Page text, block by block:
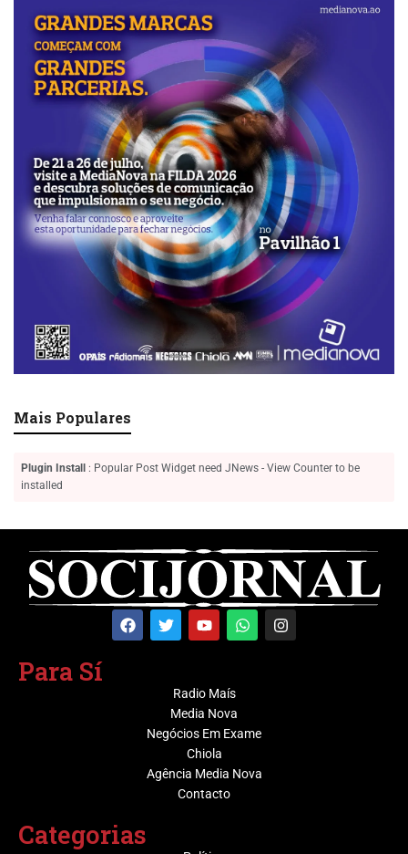
Mais Populares
Plugin Install
: Popular Post Widget need JNews - View Counter to be
installed
Para Sí
Radio Maís
Media Nova
Negócios Em Exame
Chiola
Agência Media Nova
Contacto
Categorias